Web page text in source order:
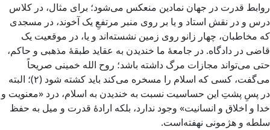
روابط قدرت در جهان نمادین منعکس می‌شود؛ برای مثال، در کلاس
درس و در نقش استاد و یا بر روی منبر مرتفعِ یک آخوند، در مسجدی
که مخاطبان، چهار زانو روی زمین نشسته‌اند و یا، در موقعیت یک
قاضی در دادگاه. در جامعهٔ ما خندیدن به عقاید طبقهٔ مذهبی و حاکم،
حتی می‌تواند مجازات مرگ داشته باشد؛ روح الله خمینی صریحاً
می‌گفت، کسی که اسلام را مسخره می‌کند باید کشته شود (۲)؛ البته
در پسِ پشتِ این حساسیت نسبت به خندیدن به اسلام، درد «معنویت و
خدا و اخلاق و انسانیت» وجود ندارد، بلکه ارادهٔ قدرت و میل به حفظ
سلطه و هژمونی نهفته‌است.